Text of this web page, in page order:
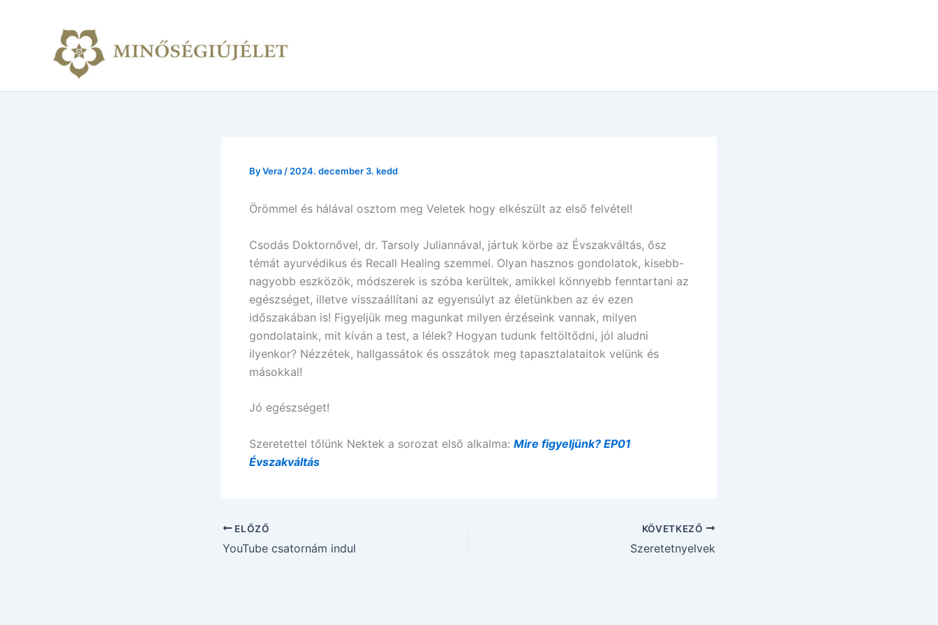
ByVera / 2024. december 3. kedd
Örömmel és hálával osztom meg Veletek hogy elkészült az első felvétel!
Csodás Doktornővel, dr. Tarsoly Juliannával, jártuk körbe az Évszakváltás, ősz
témát ayurvédikus és Recall Healing szemmel. Olyan hasznos gondolatok, kisebb-
nagyobb eszközök, módszerek is szóba kerültek, amikkel könnyebb fenntartani az
egészséget, illetve visszaállítani az egyensúlyt az életünkben az év ezen
időszakában is! Figyeljük meg magunkat milyen érzéseink vannak, milyen
gondolataink, mit kíván a test, a lélek? Hogyan tudunk feltöltődni, jól aludni
ilyenkor? Nézzétek, hallgassátok és osszátok meg tapasztalataitok velünk és
másokkal!
Jó egészséget!
Szeretettel tőlünk Nektek a sorozat első alkalma: Mire figyeljünk? EP01
Évszakváltás
ELŐZŐ
YouTube csatornám indul
KÖVETKEZŐ
Szeretetnyelvek